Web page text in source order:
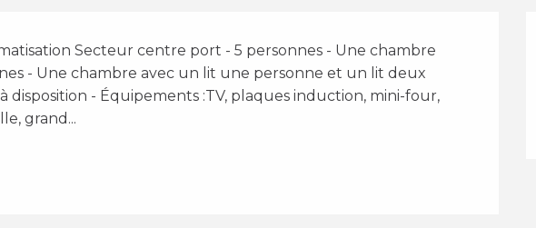
Secteur centre port - 5 personnes - Une chambre
- Une chambre avec un lit une personne et un lit deux
disposition - Équipements :TV, plaques induction, mini-four,
grand...